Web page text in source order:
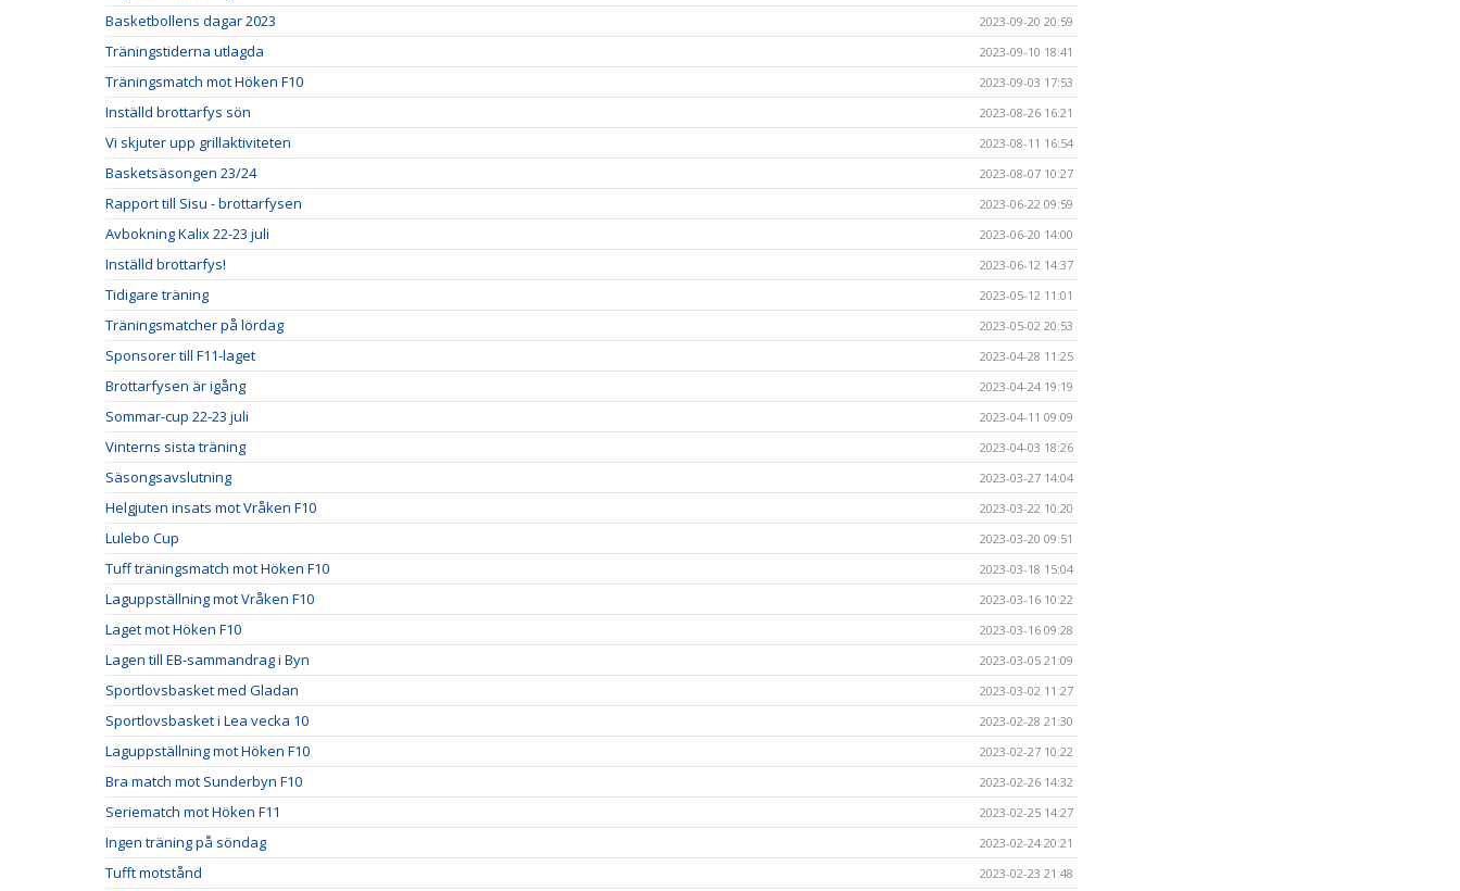
Basketbollens dagar 2023 2023-09-20 20:59
Träningstiderna utlagda 2023-09-10 18:41
Träningsmatch mot Höken F10 2023-09-03 17:53
Inställd brottarfys sön 2023-08-26 16:21
Vi skjuter upp grillaktiviteten 2023-08-11 16:54
Basketsäsongen 23/24 2023-08-07 10:27
Rapport till Sisu - brottarfysen 2023-06-22 09:59
Avbokning Kalix 22-23 juli 2023-06-20 14:00
Inställd brottarfys! 2023-06-12 14:37
Tidigare träning 2023-05-12 11:01
Träningsmatcher på lördag 2023-05-02 20:53
Sponsorer till F11-laget 2023-04-28 11:25
Brottarfysen är igång 2023-04-24 19:19
Sommar-cup 22-23 juli 2023-04-11 09:09
Vinterns sista träning 2023-04-03 18:26
Säsongsavslutning 2023-03-27 14:04
Helgjuten insats mot Vråken F10 2023-03-22 10:20
Lulebo Cup 2023-03-20 09:51
Tuff träningsmatch mot Höken F10 2023-03-18 15:04
Laguppställning mot Vråken F10 2023-03-16 10:22
Laget mot Höken F10 2023-03-16 09:28
Lagen till EB-sammandrag i Byn 2023-03-05 21:09
Sportlovsbasket med Gladan 2023-03-02 11:27
Sportlovsbasket i Lea vecka 10 2023-02-28 21:30
Laguppställning mot Höken F10 2023-02-27 10:22
Bra match mot Sunderbyn F10 2023-02-26 14:32
Seriematch mot Höken F11 2023-02-25 14:27
Ingen träning på söndag 2023-02-24 20:21
Tufft motstånd 2023-02-23 21:48